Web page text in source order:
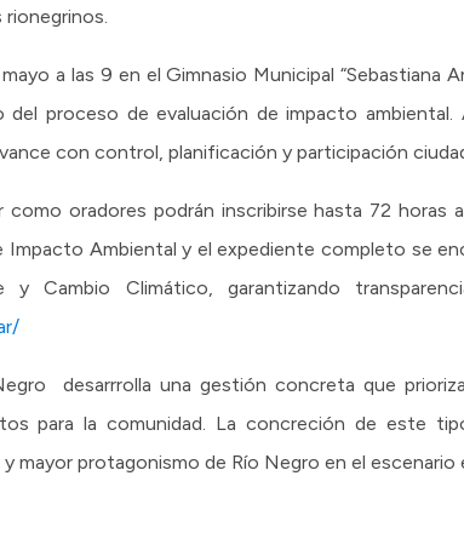
rionegrinos.
a las 9 en el Gimnasio Municipal “Sebastiana
proceso de evaluación de impacto
con control, planificación y participación
como oradores podrán inscribirse hasta 72 horas
Ambiental y el expediente completo se
Cambio Climático, garantizando
desarrrolla una gestión concreta que
para la comunidad. La concreción de este
mayor protagonismo de Río Negro en el escenario